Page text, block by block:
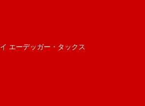
エーデッガー・タックス